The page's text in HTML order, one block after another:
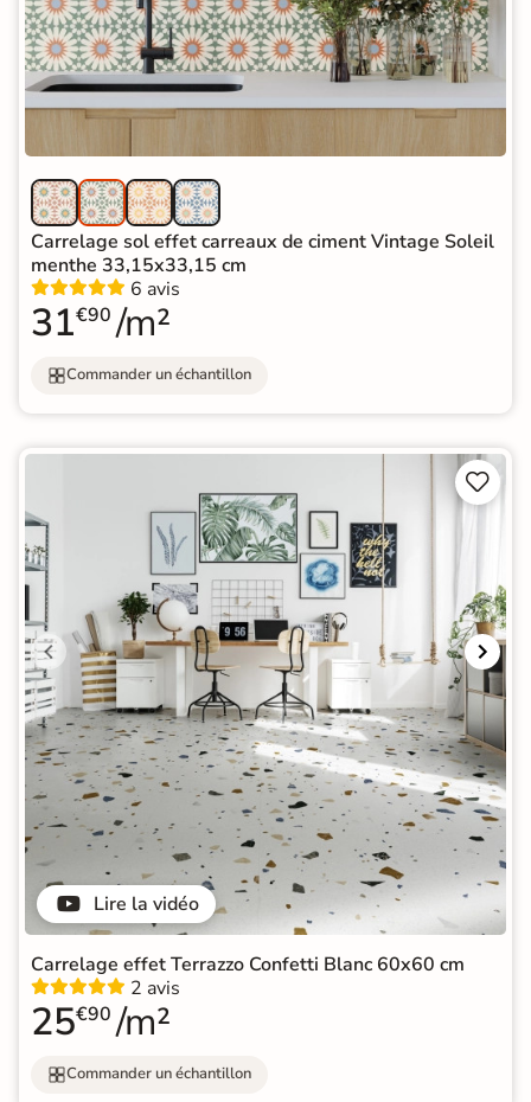
Carrelage sol effet carreaux de ciment Vintage Soleil
menthe 33,15x33,15 cm
6 avis
31€90 /m²
Commander un échantillon
Lire la vidéo


Carrelage effet Terrazzo Confetti Blanc 60x60 cm
2 avis
25€90 /m²
Commander un échantillon